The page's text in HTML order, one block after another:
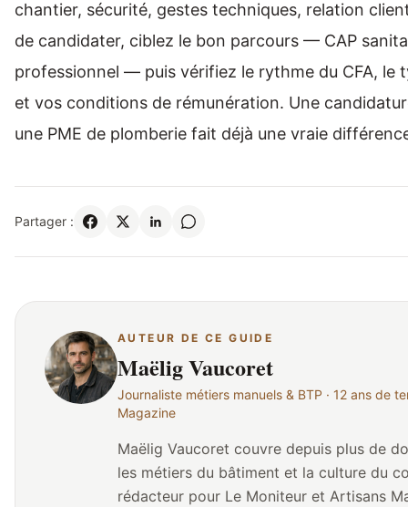
chantier, sécurité, gestes techniques, relation
de candidater, ciblez le bon parcours — CAP
professionnel — puis vérifiez le rythme du CFA, le
et vos conditions de rémunération. Une
une PME de plomberie fait déjà une vraie
Partager :
AUTEUR DE CE GUIDE
Maëlig Vaucoret
Journaliste métiers manuels & BTP · 12 ans de
Magazine
Maëlig Vaucoret couvre depuis plus de
les métiers du bâtiment et la culture du
rédacteur pour Le Moniteur et Artisans